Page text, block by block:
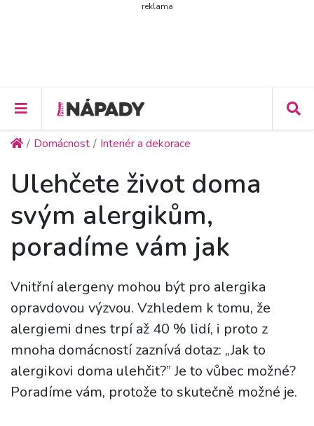
reklama
Domácnost Interiér a dekorace
Ulehčete život doma
svým alergikům,
poradíme vám jak
Vnitřní alergeny mohou být pro alergika
opravdovou výzvou. Vzhledem k tomu, že
alergiemi dnes trpí až 40 % lidí, i proto z
mnoha domácností zaznívá dotaz: „Jak to
alergikovi doma ulehčit?” Je to vůbec možné?
Poradíme vám, protože to skutečně možné je.